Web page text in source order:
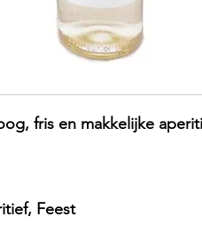
fris en makkelijke
Feest